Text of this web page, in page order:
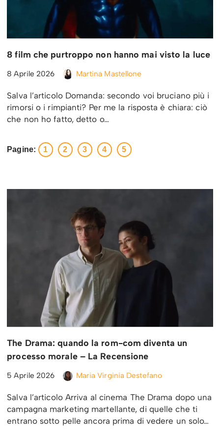
8 film che purtroppo non hanno mai visto la luce
8 Aprile 2026 Martina Mastellone
Salva l’articolo Domanda: secondo voi bruciano più i
rimorsi o i rimpianti? Per me la risposta è chiara: ciò
che non ho fatto, detto o…
Pagine: 1 2 3 4 5
The Drama: quando la rom-com diventa un
processo morale – La Recensione
5 Aprile 2026 Maria Virginia Destefano
Salva l’articolo Arriva al cinema The Drama dopo una
campagna marketing martellante, di quelle che ti
entrano sotto pelle ancora prima di vedere un solo…